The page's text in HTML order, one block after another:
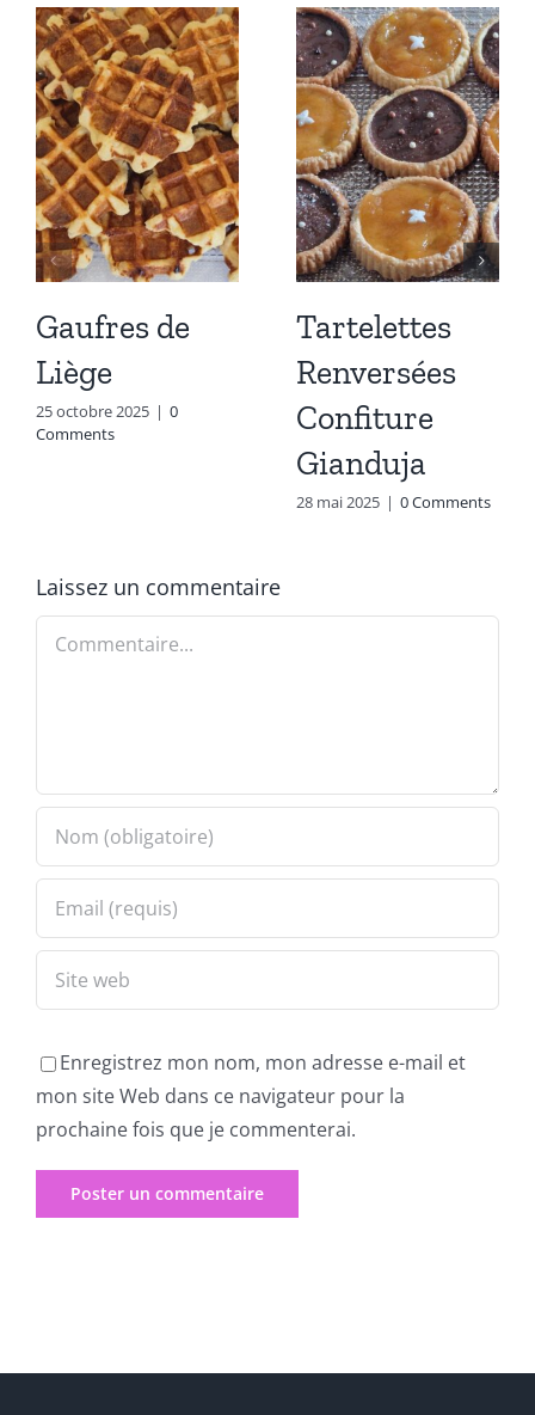
Gaufres de
Liège
25 octobre 2025
0
Comments
Tartelettes
Renversées
Confiture
Gianduja
28 mai 2025 0 Comments
Laissez un commentaire
Commentaire
Enregistrez mon nom, mon adresse e-mail et
mon site Web dans ce navigateur pour la
prochaine fois que je commenterai.